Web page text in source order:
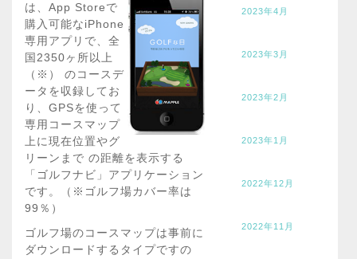
は、App Storeで
購入可能なiPhone
専用アプリで、全
国2350ヶ所以上
（※） のコースデ
ータを収録してお
り、GPSを使って
専用コースマップ
上に現在位置やグ
リーンまで の距離を表示する
「ゴルフナビ」アプリケーション
です。（※ゴルフ場カバー率は
99％）
ゴルフ場のコースマップは事前に
ダウンロードするタイプですの
2023年4月
2023年3月
2023年2月
2023年1月
2022年12月
2022年11月